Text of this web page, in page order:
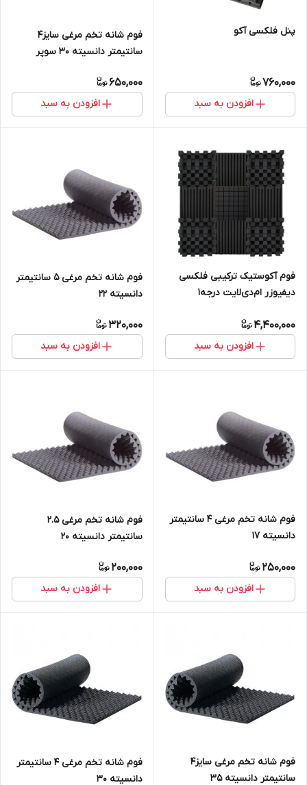
پنل فلکسی آکو
760,000
افزودن به سبد
فوم شانه تخم مرغی سایز۴
سانتیمتر دانسیته 30 سوپر
650,000
افزودن به سبد
فوم آکوستیک ترکیبی فلکسی
دیفیوزر ام‌دی‌لایت درجه1
4,400,000
افزودن به سبد
فوم شانه تخم مرغی 5 سانتیمتر
دانسیته 22
320,000
افزودن به سبد
فوم شانه تخم مرغی 4 سانتیمتر
دانسیته 17
250,000
افزودن به سبد
فوم شانه تخم مرغی 2.5
سانتیمتر دانسیته ۲۰
200,000
افزودن به سبد
فوم شانه تخم مرغی سایز۴
سانتیمتر دانسیته 35
فوم شانه تخم مرغی ۴ سانتیمتر
دانسیته 3۰